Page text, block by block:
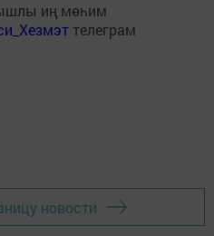
иң мөһим
телеграм
новости